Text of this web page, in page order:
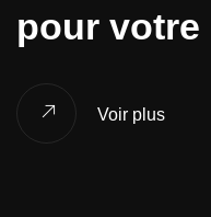
pour
Voir plus